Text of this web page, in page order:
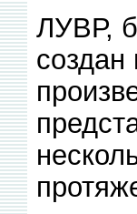
ЛУВР,